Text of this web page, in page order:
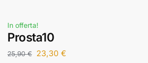
In offerta!
Prosta10
25,90€ 23,30 €